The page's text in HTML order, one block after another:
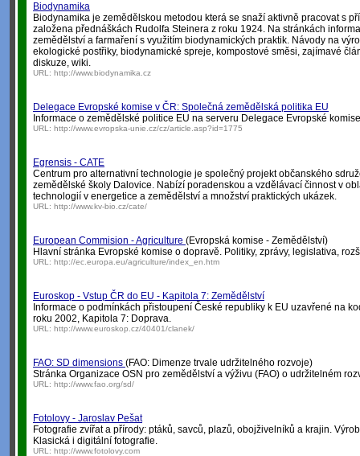
Biodynamika
Biodynamika je zemědělskou metodou která se snaží aktivně pracovat s
založena přednáškách Rudolfa Steinera z roku 1924. Na stránkách
zemědělství a farmaření s využitím biodynamických praktik. Návody na
ekologické postřiky, biodynamické spreje, kompostové směsi, zajímavé
diskuze, wiki.
URL: http://www.biodynamika.cz
Delegace Evropské komise v ČR: Společná zemědělská politika EU
Informace o zemědělské politice EU na serveru Delegace Evropské
URL: http://www.evropska-unie.cz/cz/article.asp?id=1775
Egrensis - CATE
Centrum pro alternativní technologie je společný projekt občanského
zemědělské školy Dalovice. Nabízí poradenskou a vzdělávací činnost v
technologií v energetice a zemědělství a množství praktických ukázek.
URL: http://www.kv-bio.cz/cate/
European Commision - Agriculture (Evropská komise - Zemědělství)
Hlavní stránka Evropské komise o dopravě. Politiky, zprávy, legislativa,
URL: http://ec.europa.eu/agriculture/index_en.htm
Euroskop - Vstup ČR do EU - Kapitola 7: Zemědělství
Informace o podmínkách přistoupení České republiky k EU uzavřené na
roku 2002, Kapitola 7: Doprava.
URL: http://www.euroskop.cz/40401/clanek/
FAO: SD dimensions (FAO: Dimenze trvale udržitelného rozvoje)
Stránka Organizace OSN pro zemědělství a výživu (FAO) o udržitelném
URL: http://www.fao.org/sd/
Fotolovy - Jaroslav Pešat
Fotografie zvířat a přírody: ptáků, savců, plazů, obojživelníků a krajin.
Klasická i digitální fotografie.
URL: http://www.fotolovy.com